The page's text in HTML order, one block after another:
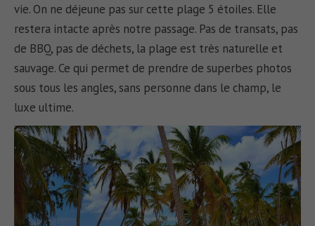
vie. On ne déjeune pas sur cette plage 5 étoiles. Elle
restera intacte après notre passage. Pas de transats, pas
de BBQ, pas de déchets, la plage est très naturelle et
sauvage. Ce qui permet de prendre de superbes photos
sous tous les angles, sans personne dans le champ, le
luxe ultime.